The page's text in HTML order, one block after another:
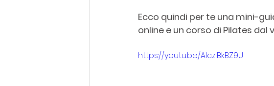
Ecco quindi per te una mini-
online e un corso di Pilates dal
https://youtu.be/AlczlBkBZ9U